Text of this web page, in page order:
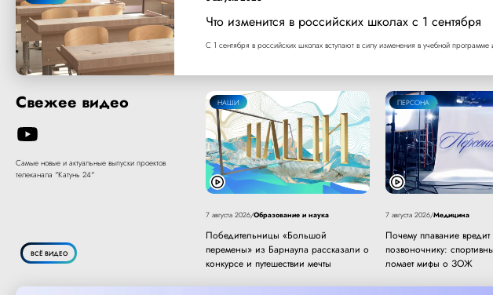
Что изменится в российских школах с 1 сентября
С 1 сентября в российских школах вступают в силу изменения в учебной программе
Свежее видео
Самые новые и актуальные выпуски проектов
телеканала "Катунь 24"
ВСЁ ВИДЕО
НАШИ
7 августа 2026/Образование и наука
Победительницы «Большой
перемены» из Барнаула рассказали о
конкурсе и путешествии мечты
ПЕРСОНА
7 августа 2026/Медицина
Почему плавание вредит
позвоночнику:
ломает мифы о ЗОЖ